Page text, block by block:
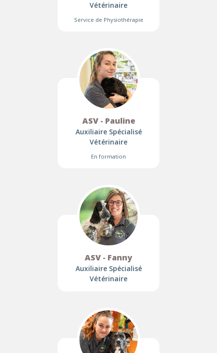
Vétérinaire
Service de Physiothérapie
ASV - Pauline
Auxiliaire Spécialisé
Vétérinaire
En formation
ASV - Fanny
Auxiliaire Spécialisé
Vétérinaire